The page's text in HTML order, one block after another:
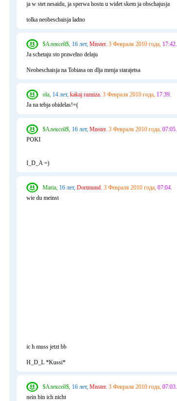
ja w stet nesaidu, ja sperwa hostu u widet skem ja obschajusja
tolka neobeschaisja ladno
$Алексей$, 16 лет, Mnster. 3 Февраля 2010 года, 17:42.
Ja schetaju sto prawelno delaju
Neobeschaisja na Tobiasa on dlja menja starajetsa
ola, 14 лет, kakaj razniza. 3 Февраля 2010 года, 17:39.
Ja na tebja obidelas!=(
$Алексей$, 16 лет, Mnster. 3 Февраля 2010 года, 07:05.
POKI
I_D_A =)
Maria, 16 лет, Dortmund. 3 Февраля 2010 года, 07:04.
wie du meinst
ic h muss jetzt bb
H_D_L *Kussi*
$Алексей$, 16 лет, Mnster. 3 Февраля 2010 года, 07:03.
nein bin ich nicht